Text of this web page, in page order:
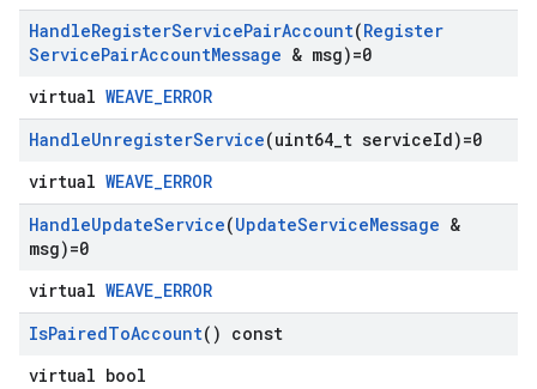
HandleRegisterServicePairAccount(Register
ServicePairAccountMessage & msg)=0
virtual WEAVE_ERROR
HandleUnregisterService(uint64 t serviceId)=0
virtual WEAVE_ERROR
HandleUpdateService(UpdateServiceMessage &
msg)=0
virtual WEAVE_ERROR
IsPairedToAccount() const
virtual bool